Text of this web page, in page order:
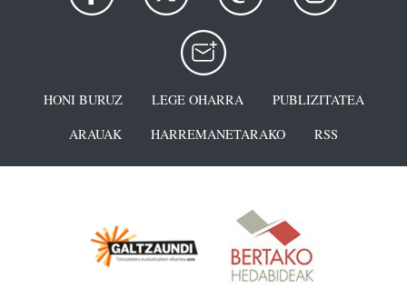
HONI BURUZ LEGE OHARRA
PUBLIZITATEA
ARAUAK
HARREMANETARAKO RSS